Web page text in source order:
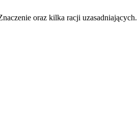
oraz kilka racji uzasadniających.